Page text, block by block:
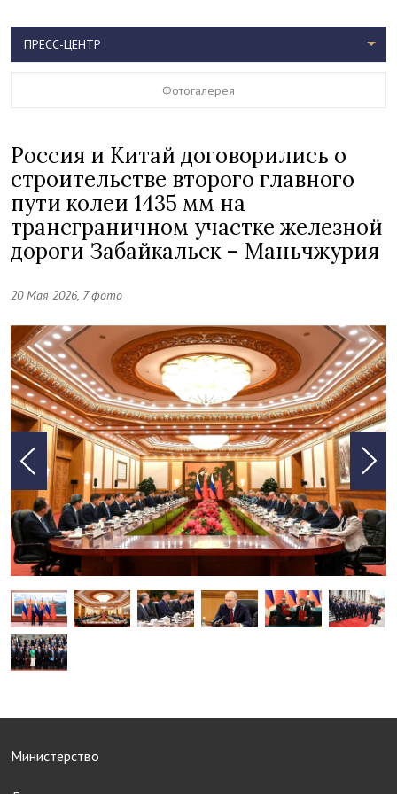
Россия и Китай договорились о
строительстве второго главного
пути колеи 1435 мм на
трансграничном участке железной
дороги Забайкальск – Маньчжурия
20 Мая 2026, 7 фото
ПРЕСС-ЦЕНТР
Фотогалерея
Министерство